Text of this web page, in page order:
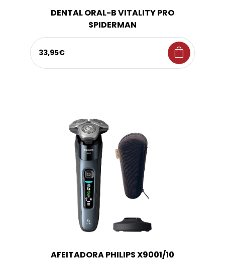
DENTAL ORAL-B VITALITY PRO
SPIDERMAN
33,95€ shopping_bag
AFEITADORA PHILIPS X9001/10